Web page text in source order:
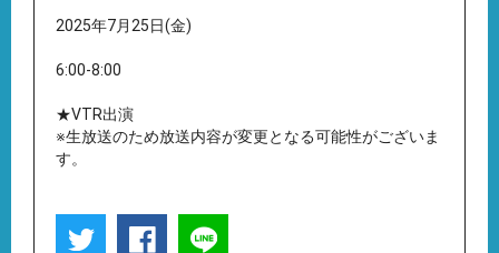
2025年7月25日(金)
6:00-8:00
★VTR出演
※生放送のため放送内容が変更となる可能性がございま
す。